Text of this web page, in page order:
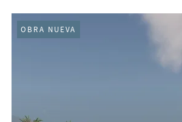
OBRA NUEVA